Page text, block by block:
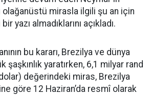
mirasla ilgili şu an için
yazı almadıklarını açıkladı.
bu kararı, Brezilya ve dünya
şaşkınlık yaratırken, 6,1 milyar rand
değerindeki miras, Brezilya
göre 12 Haziran’da resmî olarak